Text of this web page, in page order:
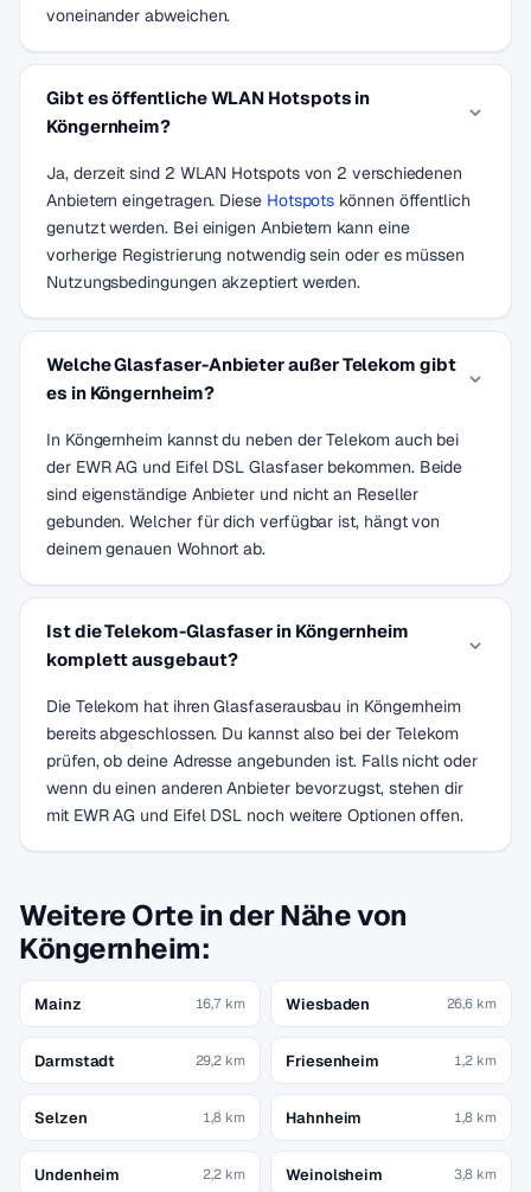
voneinander abweichen.
Gibt es öffentliche WLAN Hotspots in
Köngernheim?
Ja, derzeit sind 2 WLAN Hotspots von 2 verschiedenen
Anbietern eingetragen. Diese Hotspots können öffentlich
genutzt werden. Bei einigen Anbietern kann eine
vorherige Registrierung notwendig sein oder es müssen
Nutzungsbedingungen akzeptiert werden.
Welche Glasfaser-Anbieter außer Telekom gibt
es in Köngernheim?
In Köngernheim kannst du neben der Telekom auch bei
der EWR AG und Eifel DSL Glasfaser bekommen. Beide
sind eigenständige Anbieter und nicht an Reseller
gebunden. Welcher für dich verfügbar ist, hängt von
deinem genauen Wohnort ab.
Ist die Telekom-Glasfaser in Köngernheim
komplett ausgebaut?
Die Telekom hat ihren Glasfaserausbau in Köngernheim
bereits abgeschlossen. Du kannst also bei der Telekom
prüfen, ob deine Adresse angebunden ist. Falls nicht oder
wenn du einen anderen Anbieter bevorzugst, stehen dir
mit EWR AG und Eifel DSL noch weitere Optionen offen.
Weitere Orte in der Nähe von
Köngernheim:
Mainz 16,7 km Wiesbaden 26,6 km
Darmstadt 29,2 km Friesenheim 1,2 km
Selzen 1,8 km Hahnheim 1,8 km
Undenheim 2,2 km Weinolsheim 3,8 km